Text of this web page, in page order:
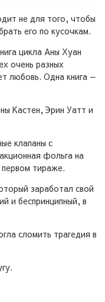
не для того, чтобы
его по кусочкам.
цикла Аны Хуан
очень разных
любовь. Одна книга —
Кастен, Эрин Уатт и
клапаны с
фольга на
тираже.
заработал свой
и беспринципный, в
сломить трагедия в